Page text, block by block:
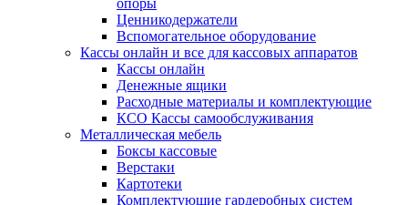
опоры
Ценникодержатели
Вспомогательное оборудование
Кассы онлайн и все для кассовых аппаратов
Кассы онлайн
Денежные ящики
Расходные материалы и комплектующие
КСО Кассы самообслуживания
Металлическая мебель
Боксы кассовые
Верстаки
Картотеки
Комплектующие гардеробных систем